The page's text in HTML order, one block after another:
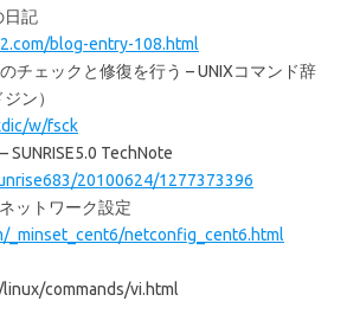
日記
blog-entry-108.html
チェックと修復を行う – UNIXコマンド辞
ン）
w/fsck
SUNRISE5.0 TechNote
20100624/1277373396
ットワーク設定
_minset_cent6/netconfig_cent6.html
commands/vi.html